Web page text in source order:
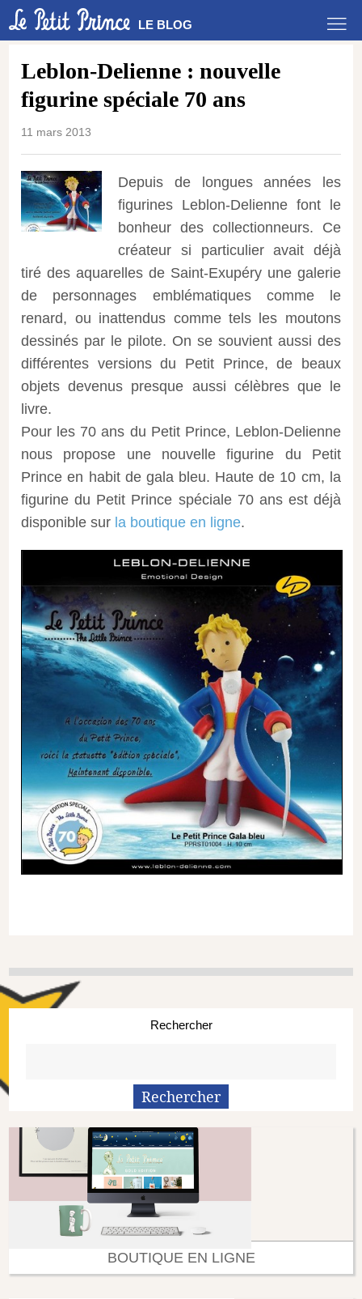
LE BLOG
Leblon-Delienne : nouvelle
figurine spéciale 70 ans
11 mars 2013
Depuis de longues années les
figurines Leblon-Delienne font le
bonheur des collectionneurs. Ce
créateur si particulier avait déjà
tiré des aquarelles de Saint-Exupéry une galerie
de personnages emblématiques comme le
renard, ou inattendus comme tels les moutons
dessinés par le pilote. On se souvient aussi des
différentes versions du Petit Prince, de beaux
objets devenus presque aussi célèbres que le
livre.
Pour les 70 ans du Petit Prince, Leblon-Delienne
nous propose une nouvelle figurine du Petit
Prince en habit de gala bleu. Haute de 10 cm, la
figurine du Petit Prince spéciale 70 ans est déjà
disponible sur la boutique en ligne.
Rechercher
BOUTIQUE EN LIGNE